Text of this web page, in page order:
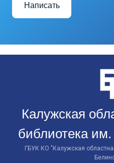
Написать
Калужская
библиотека
ГБУК КО "Калужская